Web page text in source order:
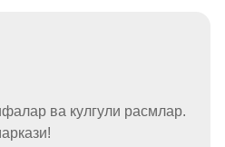
ва кулгули расмлар.